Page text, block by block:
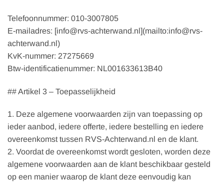
Telefoonnummer: 010-3007805
E-mailadres: [info@rvs-achterwand.nl](mailto:info@rvs-
achterwand.nl)
KvK-nummer: 27275669
Btw-identificatienummer: NL001633613B40
## Artikel 3 – Toepasselijkheid
1. Deze algemene voorwaarden zijn van toepassing op
ieder aanbod, iedere offerte, iedere bestelling en iedere
overeenkomst tussen RVS-Achterwand.nl en de klant.
2. Voordat de overeenkomst wordt gesloten, worden deze
algemene voorwaarden aan de klant beschikbaar gesteld
op een manier waarop de klant deze eenvoudig kan